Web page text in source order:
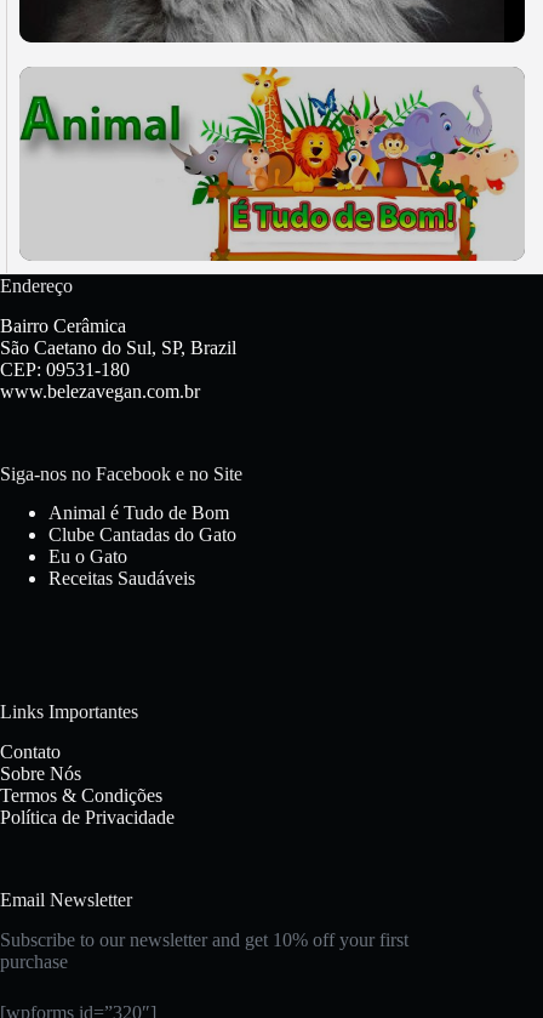
Endereço
Bairro Cerâmica
São Caetano do Sul, SP, Brazil
CEP: 09531-180
www.belezavegan.com.br
Siga-nos no Facebook e no Site
Animal é Tudo de Bom
Clube Cantadas do Gato
Eu o Gato
Receitas Saudáveis
Links Importantes
Contato
Sobre Nós
Termos & Condições
Política de Privacidade
Email Newsletter
Subscribe to our newsletter and get 10% off your first
purchase
[wpforms id=”320″]